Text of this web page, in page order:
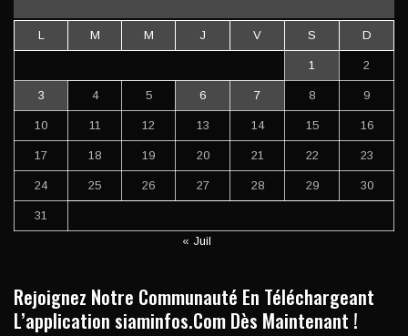
L M M J V S D
1 2
3 4 5 6 7 8 9
10 11 12 13 14 15 16
17 18 19 20 21 22 23
24 25 26 27 28 29 30
31
« Juil
Rejoignez Notre Communauté En Téléchargeant
L’application siaminfos.Com Dès Maintenant !